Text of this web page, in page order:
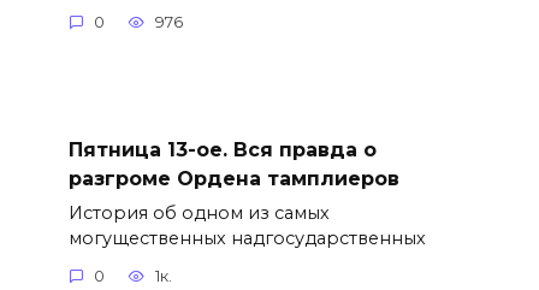
0 976
Пятница 13-ое. Вся правда о
разгроме Ордена тамплиеров
История об одном из самых
могущественных надгосударственных
0 1к.